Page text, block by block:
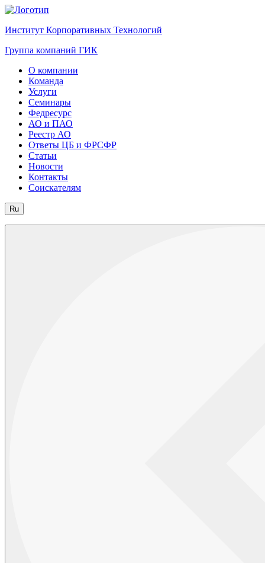
Институт Корпоративных Технологий
Группа компаний ГИК
О компании
Команда
Услуги
Семинары
Федресурс
АО и ПАО
Реестр АО
Ответы ЦБ и ФРСФР
Статьи
Новости
Контакты
Соискателям
Ru